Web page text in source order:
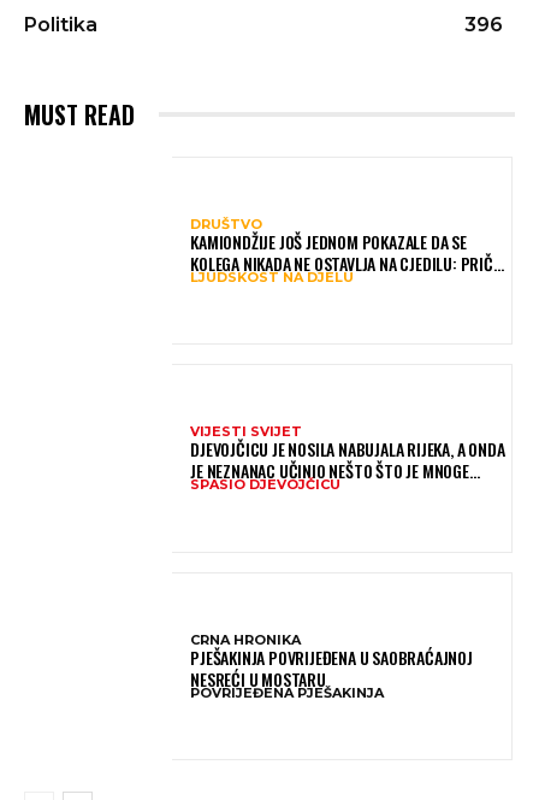
Politika
396
MUST READ
DRUŠTVO
KAMIONDŽIJE JOŠ JEDNOM POKAZALE DA SE
KOLEGA NIKADA NE OSTAVLJA NA CJEDILU: PRIČA
IZ HAMBURGA DIRNULA MNOGE
LJUDSKOST NA DJELU
VIJESTI SVIJET
DJEVOJČICU JE NOSILA NABUJALA RIJEKA, A ONDA
JE NEZNANAC UČINIO NEŠTO ŠTO JE MNOGE
OSTAVILO BEZ RIJEČI
SPASIO DJEVOJČICU
CRNA HRONIKA
PJEŠAKINJA POVRIJEĐENA U SAOBRAĆAJNOJ
NESREĆI U MOSTARU
POVRIJEĐENA PJEŠAKINJA